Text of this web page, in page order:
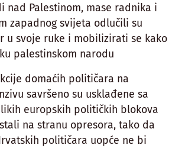
nad Palestinom, mase radnika i
zapadnog svijeta odlučili su
u svoje ruke i mobilizirati se kako
palestinskom narodu
domaćih političara na
savršeno su usklađene sa
europskih političkih blokova
na stranu opresora, tako da
političara uopće ne bi